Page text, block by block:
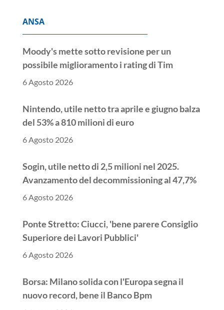
ANSA
Moody's mette sotto revisione per un
possibile miglioramento i rating di Tim
6 Agosto 2026
Nintendo, utile netto tra aprile e giugno balza
del 53% a 810 milioni di euro
6 Agosto 2026
Sogin, utile netto di 2,5 milioni nel 2025.
Avanzamento del decommissioning al 47,7%
6 Agosto 2026
Ponte Stretto: Ciucci, 'bene parere Consiglio
Superiore dei Lavori Pubblici'
6 Agosto 2026
Borsa: Milano solida con l'Europa segna il
nuovo record, bene il Banco Bpm